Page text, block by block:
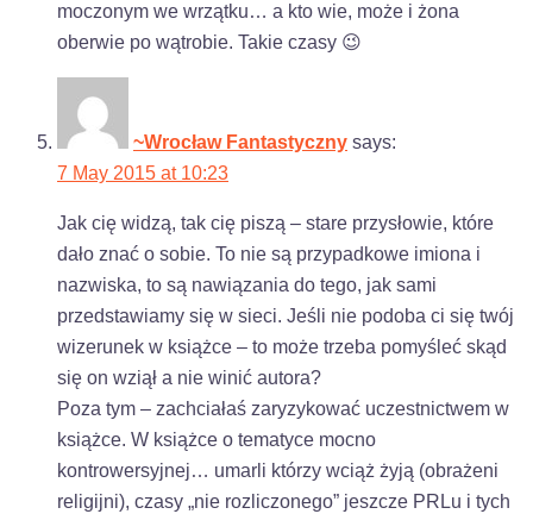
moczonym we wrzątku… a kto wie, może i żona
oberwie po wątrobie. Takie czasy 😉
~Wrocław Fantastyczny says:
7 May 2015 at 10:23
Jak cię widzą, tak cię piszą – stare przysłowie, które
dało znać o sobie. To nie są przypadkowe imiona i
nazwiska, to są nawiązania do tego, jak sami
przedstawiamy się w sieci. Jeśli nie podoba ci się twój
wizerunek w książce – to może trzeba pomyśleć skąd
się on wziął a nie winić autora?
Poza tym – zachciałaś zaryzykować uczestnictwem w
książce. W książce o tematyce mocno
kontrowersyjnej… umarli którzy wciąż żyją (obrażeni
religijni), czasy „nie rozliczonego” jeszcze PRLu i tych